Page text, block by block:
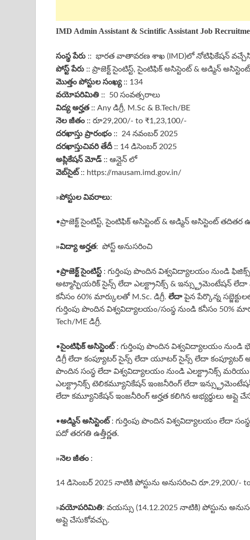
IMD Admin Assistant & Scintific Assistant Job
సంస్థ పేరు :: భారత వాతావరణ శాఖ (IMD)లో నోటిఫికేషన్
పోస్ట్ పేరు :: ప్రాజెక్ట్ సైంటిస్ట్, సైంటిఫిక్ అసిస్టెంట్ & అడ్మిన్
మొత్తం పోస్టుల సంఖ్య:: 134
వయోపరిమితి :: 50 సంవత్సరాలు
విద్య అర్హత:: Any డిగ్రీ, M.Sc & B.Tech/BE
నెల జీతం:: రూ29,200/- to ₹1,23,100/-
దరఖాస్తు ప్రారంభం :: 24 నవంబర్ 2025
దరఖాస్తుచివరి తేదీ :: 14 డిసెంబర్ 2025
అప్లికేషన్ మోడ్ :: ఆన్లైన్ లో
వెబ్‌సైట్ :: https://mausam.imd.gov.in/
»పోస్టుల వివరాలు:
•ప్రాజెక్ట్ సైంటిస్ట్, సైంటిఫిక్ అసిస్టెంట్ & అడ్మిన్ అసిస్టెంట్ తదితర
»విద్యా అర్హత: పోస్ట్ అనుసరించి
•ప్రాజెక్ట్ సైంటిస్ట్: గుర్తింపు పొందిన విశ్వవిద్యాలయం
అట్మాస్ఫియరిక్ సైన్స్ లేదా ఎలక్ట్రానిక్స్ & ఇన్స్ట్రుమెంటేషన్
కనీసం 60% మార్కులతో M.Sc. డిగ్రీ. లేదాపైన పేర్కొన్న
గుర్తింపు పొందిన విశ్వవిద్యాలయం/సంస్థ నుండి కనీసం 50%
Tech/ME డిగ్రీ.
•సైంటిఫిక్ అసిస్టెంట్: గుర్తింపు పొందిన విశ్వవిద్యాలయం నుండి
డిగ్రీ లేదా కంప్యూటర్ సైన్స్ లేదా యూటర్ సైన్స్ లేదా కంప్యూటర్
పొందిన సంస్థ లేదా విశ్వవిద్యాలయం నుండి ఎలక్ట్రానిక్స్
ఎలక్ట్రానిక్స్ టెలికమ్యూనికేషన్ ఇంజనీరింగ్ లేదా
లేదా కమ్యూనికేషన్ ఇంజనీరింగ్ అర్హత కలిగిన అభ్యర్థులు అప్లై
•అడ్మిన్ అసిస్టెంట్ : గుర్తింపు పొందిన విశ్వవిద్యాలయం లేదా
పదో తరగతి ఉత్తీర్ణత.
»నెల జీతం:
14 డిసెంబర్ 2025 నాటికి పోస్టును అనుసరించి రూ.29,200/-
»వయోపరిమితి: వయస్సు (14.12.2025 నాటికి) పోస్టును
అప్లై చేసుకోవచ్చు.